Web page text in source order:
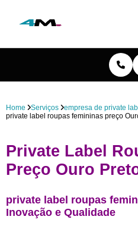
Home Serviços empresa de private
private label roupas femininas preço
Private Label
Preço Ouro
private label roupas
Inovação e Qualidade